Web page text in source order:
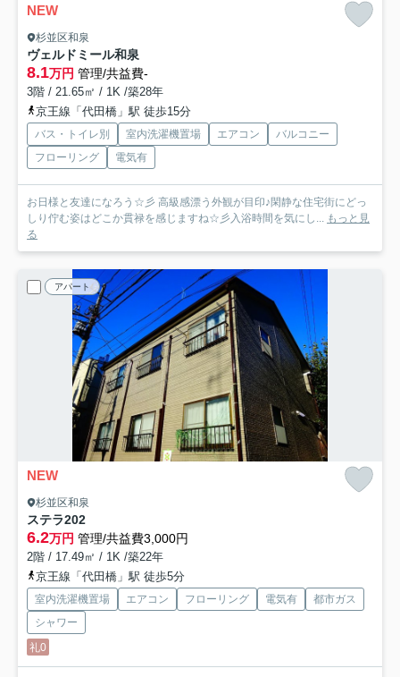
NEW
杉並区和泉
ヴェルドミール和泉
8.1万円 管理/共益費-
3階 / 21.65㎡ / 1K /築28年
京王線「代田橋」駅 徒歩15分
バス・トイレ別 室内洗濯機置場 エアコン
バルコニー
フローリング
電気有
お日様と友達になろう☆彡 高級感漂う外観が目印♪閑静な住宅街にどっ
しり佇む姿はどこか貫禄を感じますね☆彡入浴時間を気にし... もっと見
る
アパート
NEW
杉並区和泉
ステラ202
6.2万円 管理/共益費3,000円
2階 / 17.49㎡ / 1K /築22年
京王線「代田橋」駅 徒歩5分
室内洗濯機置場 エアコン フローリング 電気有
都市ガス
シャワー
礼0